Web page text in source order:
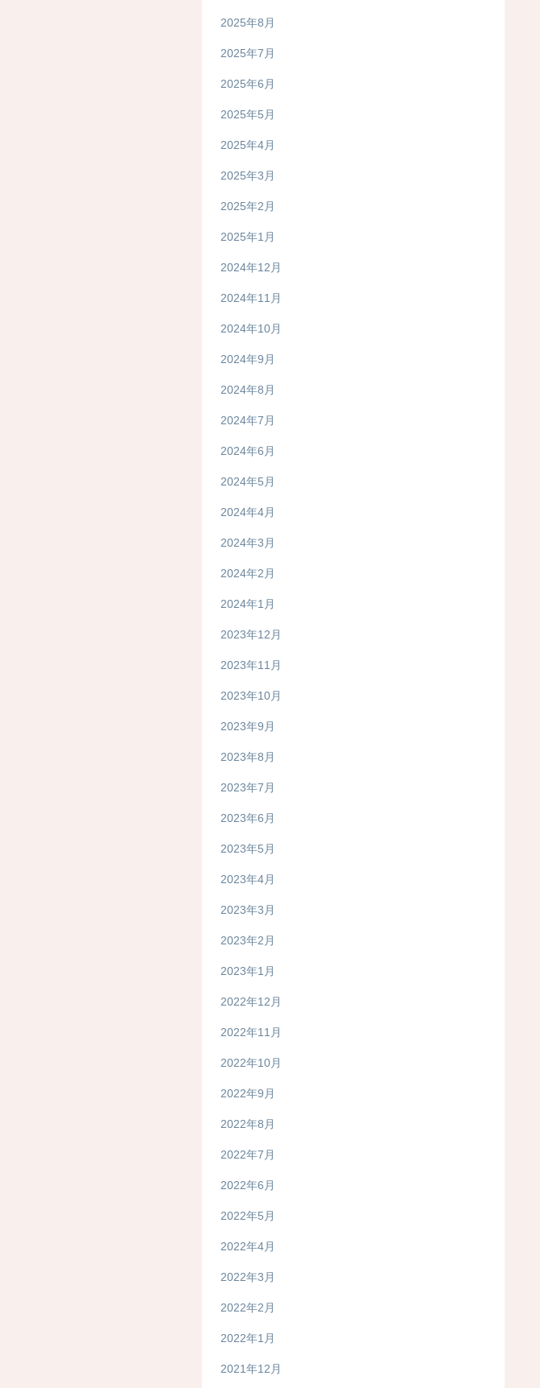
2025年8月
2025年7月
2025年6月
2025年5月
2025年4月
2025年3月
2025年2月
2025年1月
2024年12月
2024年11月
2024年10月
2024年9月
2024年8月
2024年7月
2024年6月
2024年5月
2024年4月
2024年3月
2024年2月
2024年1月
2023年12月
2023年11月
2023年10月
2023年9月
2023年8月
2023年7月
2023年6月
2023年5月
2023年4月
2023年3月
2023年2月
2023年1月
2022年12月
2022年11月
2022年10月
2022年9月
2022年8月
2022年7月
2022年6月
2022年5月
2022年4月
2022年3月
2022年2月
2022年1月
2021年12月